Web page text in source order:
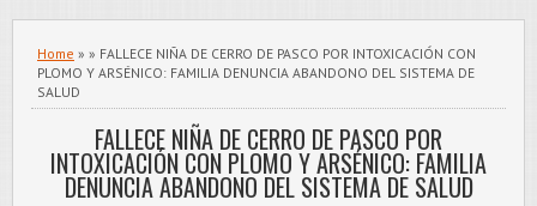
Home » » FALLECE NIÑA DE CERRO DE PASCO POR INTOXICACIÓN CON
PLOMO Y ARSÉNICO: FAMILIA DENUNCIA ABANDONO DEL SISTEMA DE
SALUD
FALLECE NIÑA DE CERRO DE PASCO POR
INTOXICACIÓN CON PLOMO Y ARSÉNICO: FAMILIA
DENUNCIA ABANDONO DEL SISTEMA DE SALUD